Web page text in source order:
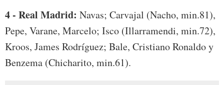
4 - Real Madrid: Navas; Carvajal (Nacho, min.81),
Pepe, Varane, Marcelo; Isco (Illarramendi, min.72),
Kroos, James Rodríguez; Bale, Cristiano Ronaldo y
Benzema (Chicharito, min.61).